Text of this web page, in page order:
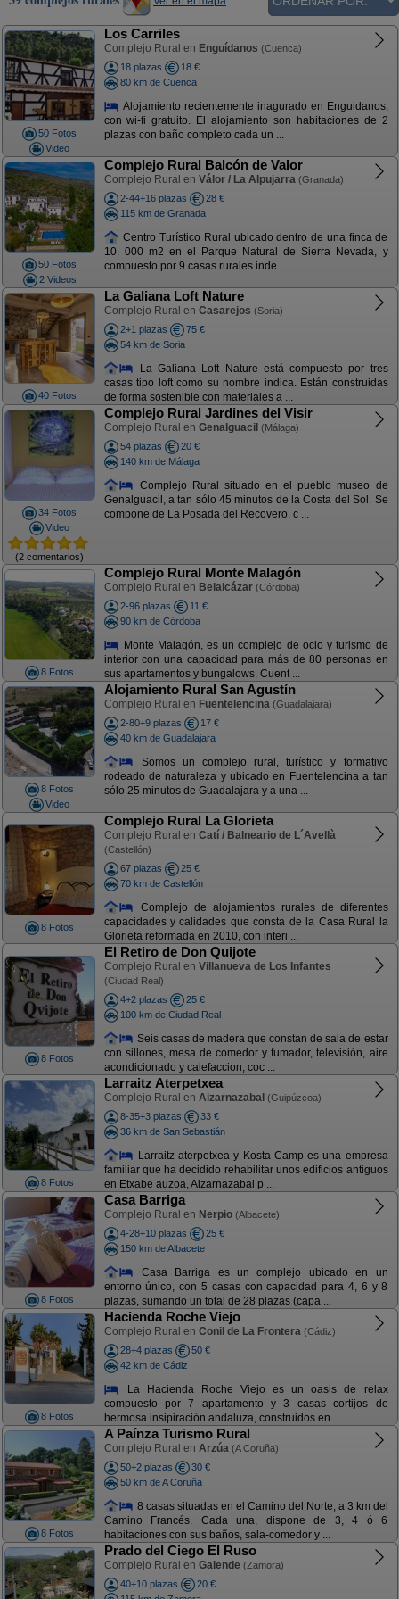
50 Fotos
Video
Los Carriles
Complejo Rural en Enguídanos (Cuenca)
18 plazas
18 €
80 km de Cuenca
Alojamiento recientemente inagurado en Enguidanos,
con wi-fi gratuito. El alojamiento son habitaciones de 2
plazas con baño completo cada un ...
50 Fotos
2 Videos
Complejo Rural Balcón de Valor
Complejo Rural en Válor / La Alpujarra (Granada)
2-44+16 plazas
28 €
115 km de Granada
Centro Turístico Rural ubicado dentro de una finca de
10. 000 m2 en el Parque Natural de Sierra Nevada, y
compuesto por 9 casas rurales inde ...
40 Fotos
La Galiana Loft Nature
Complejo Rural en Casarejos (Soria)
2+1 plazas
75 €
54 km de Soria
La Galiana Loft Nature está compuesto por tres
casas tipo loft como su nombre indica. Están construidas
de forma sostenible con materiales a ...
34 Fotos
Video
(2 comentarios)
Complejo Rural Jardines del Visir
Complejo Rural en Genalguacil (Málaga)
54 plazas
20 €
140 km de Málaga
Complejo Rural situado en el pueblo museo de
Genalguacil, a tan sólo 45 minutos de la Costa del Sol. Se
compone de La Posada del Recovero, c ...
8 Fotos
Complejo Rural Monte Malagón
Complejo Rural en Belalcázar (Córdoba)
2-96 plazas
11 €
90 km de Córdoba
Monte Malagón, es un complejo de ocio y turismo de
interior con una capacidad para más de 80 personas en
sus apartamentos y bungalows. Cuent ...
8 Fotos
Video
Alojamiento Rural San Agustín
Complejo Rural en Fuentelencina (Guadalajara)
2-80+9 plazas
17 €
40 km de Guadalajara
Somos un complejo rural, turístico y formativo
rodeado de naturaleza y ubicado en Fuentelencina a tan
sólo 25 minutos de Guadalajara y a una ...
8 Fotos
Complejo Rural La Glorieta
Complejo Rural en Catí / Balneario de L´Avellà
(Castellón)
67 plazas
25 €
70 km de Castellón
Complejo de alojamientos rurales de diferentes
capacidades y calidades que consta de la Casa Rural la
Glorieta reformada en 2010, con interi ...
8 Fotos
El Retiro de Don Quijote
Complejo Rural en Villanueva de Los Infantes
(Ciudad Real)
4+2 plazas
25 €
100 km de Ciudad Real
Seis casas de madera que constan de sala de estar
con sillones, mesa de comedor y fumador, televisión, aire
acondicionado y calefaccion, coc ...
8 Fotos
Larraitz Aterpetxea
Complejo Rural en Aizarnazabal (Guipúzcoa)
8-35+3 plazas
33 €
36 km de San Sebastián
Larraitz aterpetxea y Kosta Camp es una empresa
familiar que ha decidido rehabilitar unos edificios antiguos
en Etxabe auzoa, Aizarnazabal p ...
8 Fotos
Casa Barriga
Complejo Rural en Nerpio (Albacete)
4-28+10 plazas
25 €
150 km de Albacete
Casa Barriga es un complejo ubicado en un
entorno único, con 5 casas con capacidad para 4, 6 y 8
plazas, sumando un total de 28 plazas (capa ...
8 Fotos
Hacienda Roche Viejo
Complejo Rural en Conil de La Frontera (Cádiz)
28+4 plazas
50 €
42 km de Cádiz
La Hacienda Roche Viejo es un oasis de relax
compuesto por 7 apartamento y 3 casas cortijos de
hermosa insipiración andaluza, construidos en ...
8 Fotos
A Paínza Turismo Rural
Complejo Rural en Arzúa (A Coruña)
50+2 plazas
30 €
50 km de A Coruña
8 casas situadas en el Camino del Norte, a 3 km del
Camino Francés. Cada una, dispone de 3, 4 ó 6
habitaciones con sus baños, sala-comedor y ...
Prado del Ciego El Ruso
Complejo Rural en Galende (Zamora)
40+10 plazas
20 €